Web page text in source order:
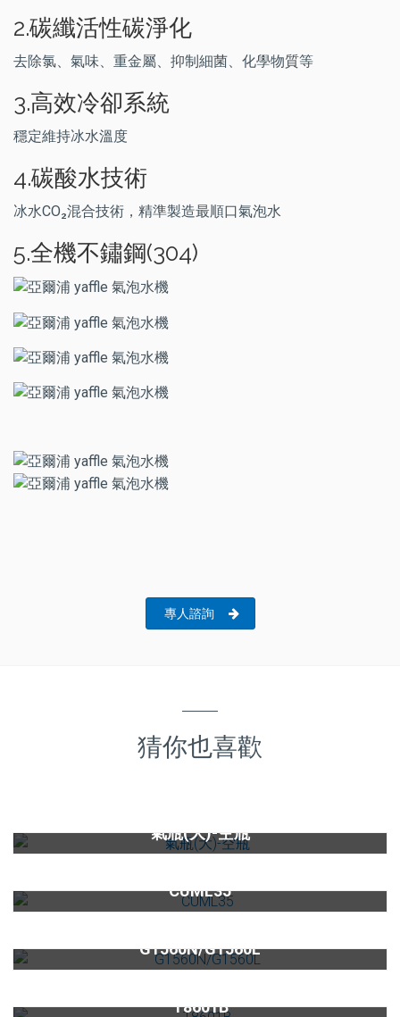
2.碳纖活性碳淨化
去除氯、氣味、重金屬、抑制細菌、化學物質等
3.高效冷卻系統
穩定維持冰水溫度
4.碳酸水技術
冰水CO₂混合技術，精準製造最順口氣泡水
5.全機不鏽鋼(304)
專人諮詢
猜你也喜歡
氣瓶(大)-空瓶
CUML35
G1560N/G1560L
T8601B